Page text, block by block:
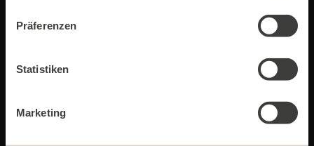
Präferenzen
Statistiken
Marketing
High quality